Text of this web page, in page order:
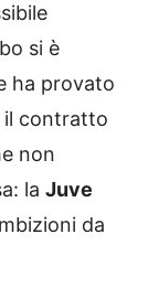
si è
ha provato
il contratto
non
la Juve
da